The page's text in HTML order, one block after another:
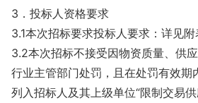
3．投标人资格要求
3.1本次招标要求投标人要求：详见附
3.2本次招标不接受因物资质量、供
行业主管部门处罚，且在处罚有效期
列入招标人及其上级单位“限制交易